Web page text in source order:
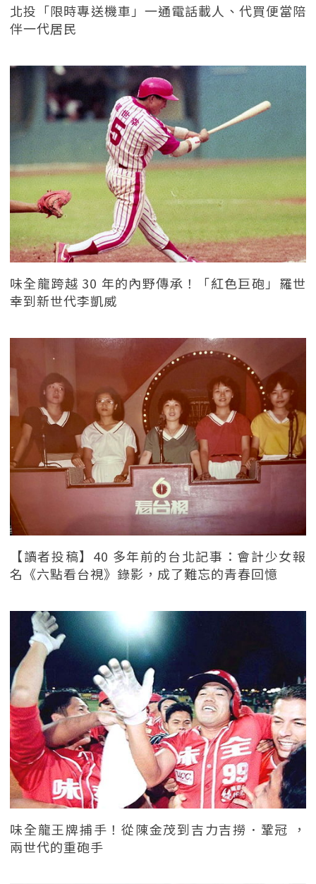
北投「限時專送機車」一通電話載人、代買便當陪
伴一代居民
味全龍跨越 30 年的內野傳承！「紅色巨砲」羅世
幸到新世代李凱威
【讀者投稿】40 多年前的台北記事：會計少女報
名《六點看台視》錄影，成了難忘的青春回憶
味全龍王牌捕手！從陳金茂到吉力吉撈．鞏冠 ，
兩世代的重砲手